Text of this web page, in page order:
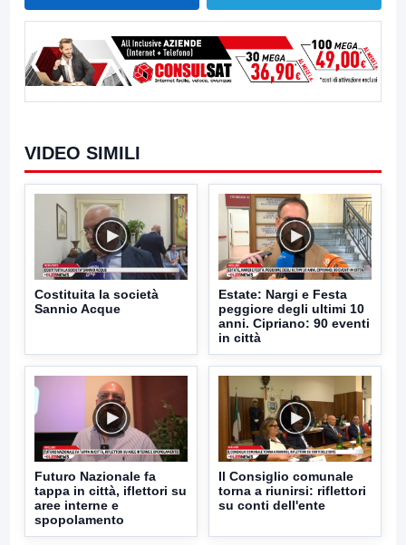
VIDEO SIMILI
Costituita la società
Sannio Acque
Estate: Nargi e Festa
peggiore degli ultimi 10
anni. Cipriano: 90 eventi
in città
Futuro Nazionale fa
tappa in città, iflettori su
aree interne e
spopolamento
Il Consiglio comunale
torna a riunirsi: riflettori
su conti dell'ente